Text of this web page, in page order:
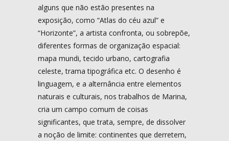
alguns que não estão presentes na
exposição, como “Atlas do céu azul” e
“Horizonte”, a artista confronta, ou sobrepõe,
diferentes formas de organização espacial:
mapa mundi, tecido urbano, cartografia
celeste, trama tipográfica etc. O desenho é
linguagem, e a alternância entre elementos
naturais e culturais, nos trabalhos de Marina,
cria um campo comum de coisas
significantes, que trata, sempre, de dissolver
a noção de limite: continentes que derretem,